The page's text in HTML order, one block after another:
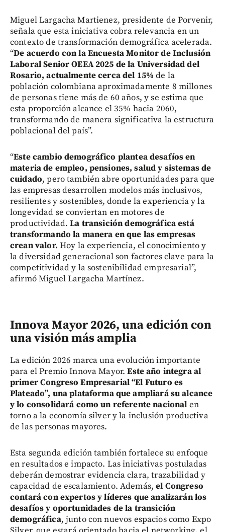
Miguel Largacha Martienez, presidente de Porvenir,
señala que esta iniciativa cobra relevancia en un
contexto de transformación demográfica acelerada.
“De acuerdo con la Encuesta Monitor de Inclusión
Laboral Senior OEEA 2025 de la Universidad del
Rosario, actualmente cerca del 15% de la
población colombiana aproximadamente 8 millones
de personas tiene más de 60 años, y se estima que
esta proporción alcance el 35% hacia 2060,
transformando de manera significativa la estructura
poblacional del país”.
“Este cambio demográfico plantea desafíos en
materia de empleo, pensiones, salud y sistemas de
cuidado, pero también abre oportunidades para que
las empresas desarrollen modelos más inclusivos,
resilientes y sostenibles, donde la experiencia y la
longevidad se conviertan en motores de
productividad.La transición demográfica está
transformando la manera en que las empresas
crean valor. Hoy la experiencia, el conocimiento y
la diversidad generacional son factores clave para la
competitividad y la sostenibilidad empresarial”,
afirmó Miguel Largacha Martínez.
Innova Mayor 2026, una edición con
una visión más amplia
La edición 2026 marca una evolución importante
para el Premio Innova Mayor.Este año integra al
primer Congreso Empresarial “El Futuro es
Plateado”, una plataforma que ampliará su alcance
y lo consolidará como un referente nacional en
torno a la economía silver y la inclusión productiva
de las personas mayores.
Esta segunda edición también fortalece su enfoque
en resultados e impacto. Las iniciativas postuladas
deberán demostrar evidencia clara, trazabilidad y
capacidad de escalamiento. Además,el Congreso
contará con expertos y líderes que analizarán los
desafíos y oportunidades de la transición
demográfica, junto con nuevos espacios como Expo